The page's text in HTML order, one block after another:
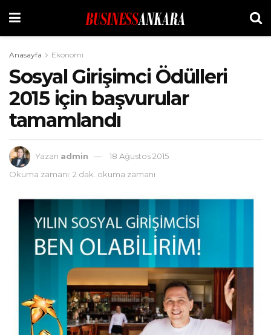
Anasayfa Ekonomi
Sosyal Girişimci Ödülleri
2015 için başvurular
tamamlandı
Yazan admin
18 Ağustos 2015
Okuma zamanı: 2 dak. okuma zamanı